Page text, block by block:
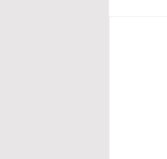
Yapay
Fikri